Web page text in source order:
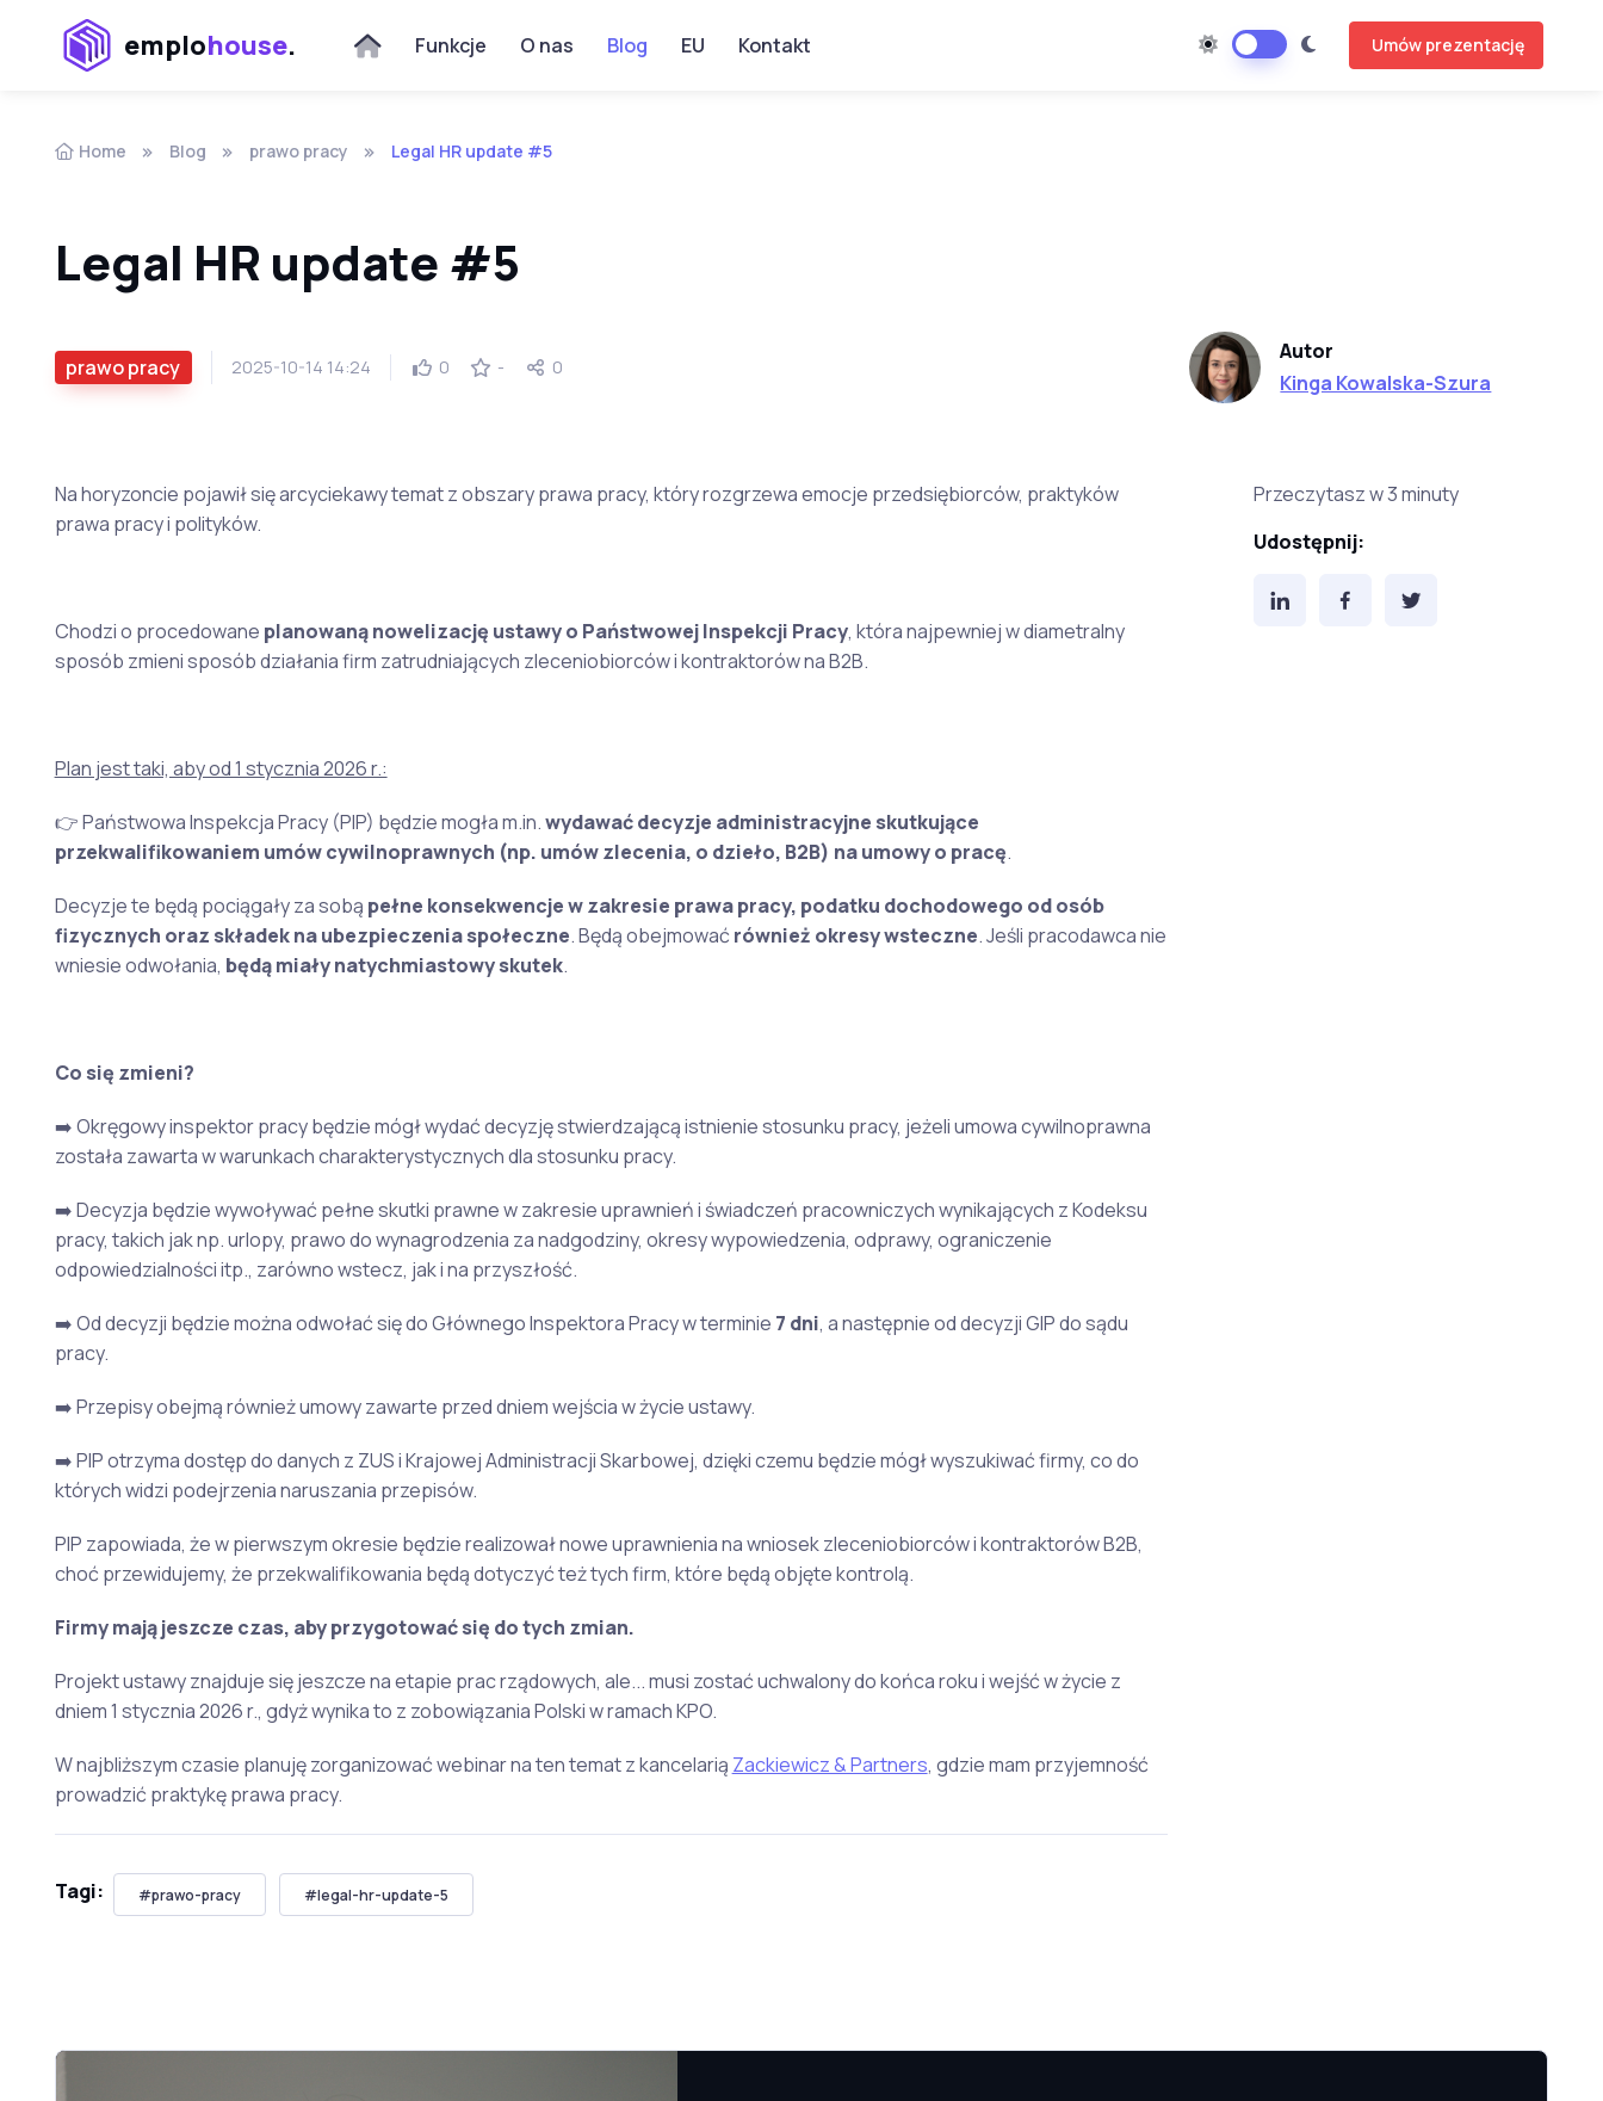
emplohouse. Funkcje O nas Blog EU Kontakt Umów prezentację
Home Blog prawo pracy Legal HR update #5
Legal HR update #5
prawo pracy 2025-10-14 14:24 0 - 0
Autor
Kinga Kowalska-Szura
Na horyzoncie pojawił się arcyciekawy temat z obszary prawa pracy, który rozgrzewa emocje przedsiębiorców, praktyków
prawa pracy i polityków.
Chodzi o procedowane planowaną nowelizację ustawy o Państwowej Inspekcji Pracy, która najpewniej w diametralny
sposób zmieni sposób działania firm zatrudniających zleceniobiorców i kontraktorów na B2B.
Plan jest taki, aby od 1 stycznia 2026 r.:
👉 Państwowa Inspekcja Pracy (PIP) będzie mogła m.in.wydawać decyzje administracyjne skutkujące
przekwalifikowaniem umów cywilnoprawnych (np. umów zlecenia, o dzieło, B2B) na umowy o pracę.
Decyzje te będą pociągały za sobą pełne konsekwencje w zakresie prawa pracy, podatku dochodowego od osób
fizycznych oraz składek na ubezpieczenia społeczne. Będą obejmować również okresy wsteczne. Jeśli pracodawca nie
wniesie odwołania, będą miały natychmiastowy skutek.
Co się zmieni?
➡️ Okręgowy inspektor pracy będzie mógł wydać decyzję stwierdzającą istnienie stosunku pracy, jeżeli umowa cywilnoprawna
została zawarta w warunkach charakterystycznych dla stosunku pracy.
➡️ Decyzja będzie wywoływać pełne skutki prawne w zakresie uprawnień i świadczeń pracowniczych wynikających z Kodeksu
pracy, takich jak np. urlopy, prawo do wynagrodzenia za nadgodziny, okresy wypowiedzenia, odprawy, ograniczenie
odpowiedzialności itp., zarówno wstecz, jak i na przyszłość.
➡️ Od decyzji będzie można odwołać się do Głównego Inspektora Pracy w terminie 7 dni, a następnie od decyzji GIP do sądu
pracy.
➡️ Przepisy obejmą również umowy zawarte przed dniem wejścia w życie ustawy.
➡️ PIP otrzyma dostęp do danych z ZUS i Krajowej Administracji Skarbowej, dzięki czemu będzie mógł wyszukiwać firmy, co do
których widzi podejrzenia naruszania przepisów.
PIP zapowiada, że w pierwszym okresie będzie realizował nowe uprawnienia na wniosek zleceniobiorców i kontraktorów B2B,
choć przewidujemy, że przekwalifikowania będą dotyczyć też tych firm, które będą objęte kontrolą.
Firmy mają jeszcze czas, aby przygotować się do tych zmian.
Projekt ustawy znajduje się jeszcze na etapie prac rządowych, ale... musi zostać uchwalony do końca roku i wejść w życie z
dniem 1 stycznia 2026 r., gdyż wynika to z zobowiązania Polski w ramach KPO.
W najbliższym czasie planuję zorganizować webinar na ten temat z kancelarią Zackiewicz & Partners, gdzie mam przyjemność
prowadzić praktykę prawa pracy.
Tagi: #prawo-pracy #legal-hr-update-5
Przeczytasz w 3 minuty
Udostępnij: